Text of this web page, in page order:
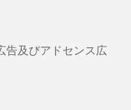
告及びアドセンス広